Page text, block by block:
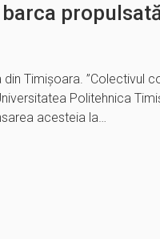
Timișoara. ”Colectivul
Politehnica
acesteia la…